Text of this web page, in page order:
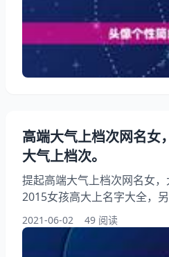
面就一起来看看QQ头像 要
够帮助到大家！ 头像个性简
头像 亲需要神马类型的？ 要
解释。 头像http://
高端大气上档次网名女
大气上档次。
提起高端大气上档次网名女
2015女孩高大上名字大全，
高端大气上档次的qq网名，
知道这是怎么回事？其实求
孩），下面就一起来看看QQ
2021-06-02 49 阅读